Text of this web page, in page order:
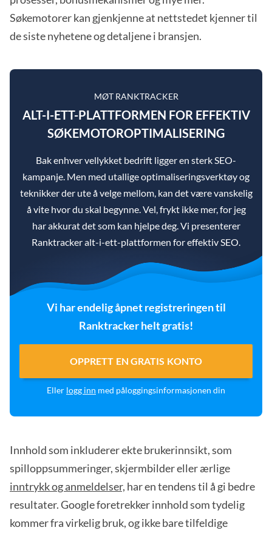
Søkemotorer kan gjenkjenne at nettstedet kjenner til
de siste nyhetene og detaljene i bransjen.
MØT RANKTRACKER
ALT-I-ETT-PLATTFORMEN FOR EFFEKTIV
SØKEMOTOROPTIMALISERING
Bak enhver vellykket bedrift ligger en sterk SEO-
kampanje. Men med utallige optimaliseringsverktøy og
teknikker der ute å velge mellom, kan det være vanskelig
å vite hvor du skal begynne. Vel, frykt ikke mer, for jeg
har akkurat det som kan hjelpe deg. Vi presenterer
Ranktracker alt-i-ett-plattformen for effektiv SEO.
Vi har endelig åpnet registreringen til
Ranktracker helt gratis!
OPPRETT EN GRATIS KONTO
Eller logg inn med påloggingsinformasjonen din
Innhold som inkluderer ekte brukerinnsikt, som
spilloppsummeringer, skjermbilder eller ærlige
inntrykk og anmeldelser, har en tendens til å gi bedre
resultater. Google foretrekker innhold som tydelig
kommer fra virkelig bruk, og ikke bare tilfeldige